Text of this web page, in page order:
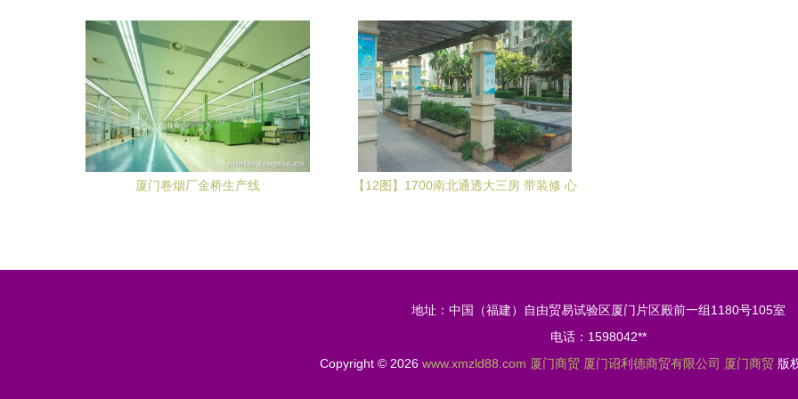
厦门卷烟厂金桥生产线
【12图】1700南北通透大三房 带装修 心
地址：中国（福建）自由贸易试验区厦门片区殿前一组1180号105室
电话：1598042**
Copyright © 2026 www.xmzld88.com 厦门商贸 厦门诏利德商贸有限公司 厦门商贸 版